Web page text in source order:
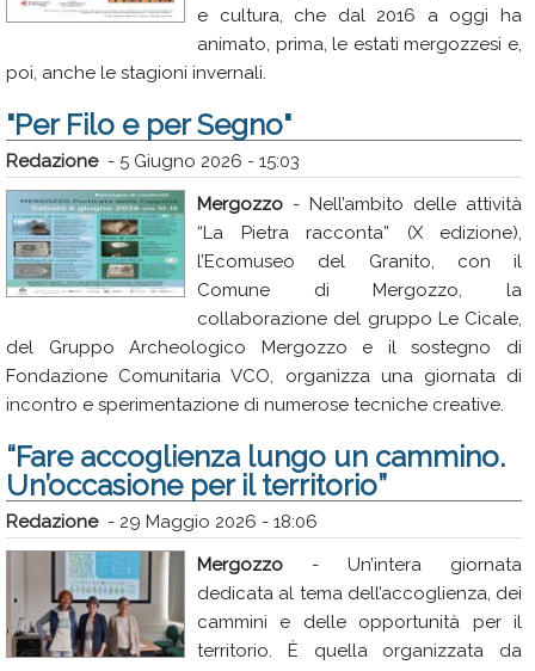
e cultura, che dal 2016 a oggi ha
animato, prima, le estati mergozzesi e,
poi, anche le stagioni invernali.
"Per Filo e per Segno"
Redazione- 5 Giugno 2026 - 15:03
Mergozzo - Nell’ambito delle attività
“La Pietra racconta” (X edizione),
l’Ecomuseo del Granito, con il
Comune di Mergozzo, la
collaborazione del gruppo Le Cicale,
del Gruppo Archeologico Mergozzo e il sostegno di
Fondazione Comunitaria VCO, organizza una giornata di
incontro e sperimentazione di numerose tecniche creative.
“Fare accoglienza lungo un cammino.
Un’occasione per il territorio”
Redazione- 29 Maggio 2026 - 18:06
Mergozzo - Un’intera giornata
dedicata al tema dell’accoglienza, dei
cammini e delle opportunità per il
territorio. È quella organizzata da